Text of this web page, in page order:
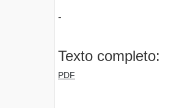
-
Texto completo:
PDF